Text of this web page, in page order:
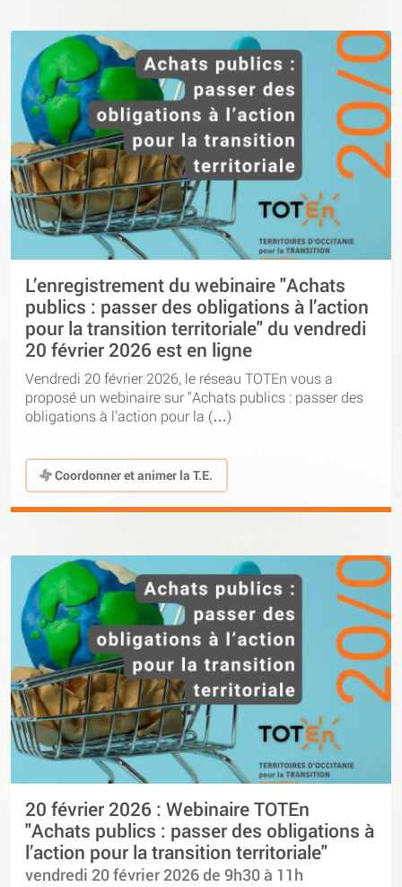
L’enregistrement du webinaire "Achats
publics : passer des obligations à l’action
pour la transition territoriale" du vendredi
20 février 2026 est en ligne
Vendredi 20 février 2026, le réseau TOTEn vous a
proposé un webinaire sur "Achats publics : passer des
obligations à l’action pour la (…)
Coordonner et animer la T.E.
20 février 2026 : Webinaire TOTEn
"Achats publics : passer des obligations à
l’action pour la transition territoriale"
vendredi 20 février 2026 de 9h30 à 11h